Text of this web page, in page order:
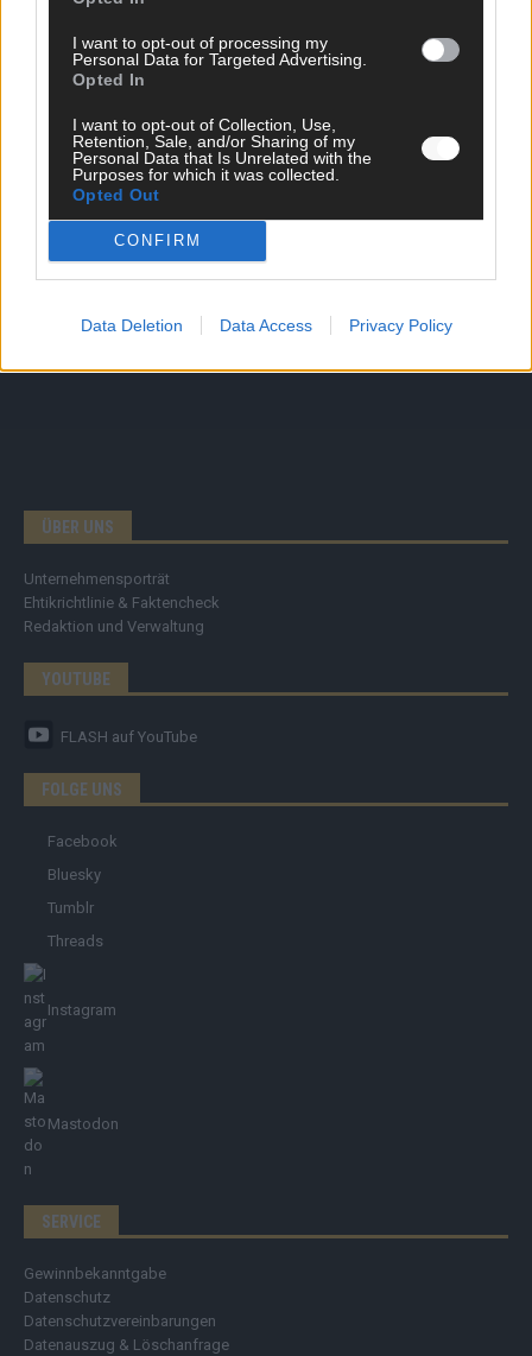
I want to opt-out of processing my
Personal Data for Targeted Advertising.
Opted In
I want to opt-out of Collection, Use,
Retention, Sale, and/or Sharing of my
Personal Data that Is Unrelated with the
Purposes for which it was collected.
Opted Out
CONFIRM
Data Deletion Data Access Privacy Policy
DIREKT ZUM THEMA
Money Matters
Tipps & Tricks
Brainpower
Specials
Meinung
Streams & Storys
Eurovision
FLASH – DAS VIDEOPORTAL
ÜBER UNS
Unternehmensporträt
Ehtikrichtlinie & Faktencheck
Redaktion und Verwaltung
YOUTUBE
FLASH auf YouTube
FOLGE UNS
Facebook
Bluesky
Tumblr
Threads
Instagram
Mastodon
SERVICE
Gewinnbekanntgabe
Datenschutz
Datenschutzvereinbarungen
Datenauszug & Löschanfrage